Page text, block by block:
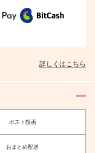
詳しくはこちら
ポスト投函
おまとめ配送